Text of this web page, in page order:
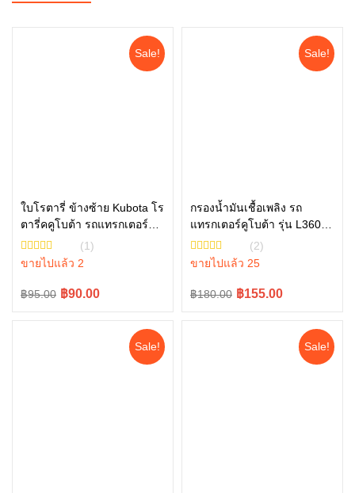
Sale!
ใบโรตารี่ ข้างซ้าย Kubota โร
ตารี่คคูโบต้า รถแทรกเตอร์คู
โบต้า รุ่น L3608 L4018
W9516-54163
(1)
ขายไปแล้ว 2
฿95.00
Original฿90.00
Current
หยิบใส่ตะกร้า
Sale!
กรองน้ำมันเชื้อเพลิง รถ
แทรกเตอร์คูโบต้า รุ่น L3608,
L4018, L4508, L4708,
L5018, M6040 W9501-
(2)
ขายไปแล้ว 25
฿180.00
Original ฿155.00
Current
หยิบใส่ตะกร้า
Sale! Sale!